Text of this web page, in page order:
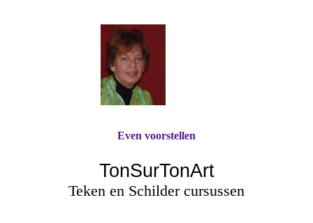
TonSurTonArt
Teken en Schilder cursussen
Even voorstellen